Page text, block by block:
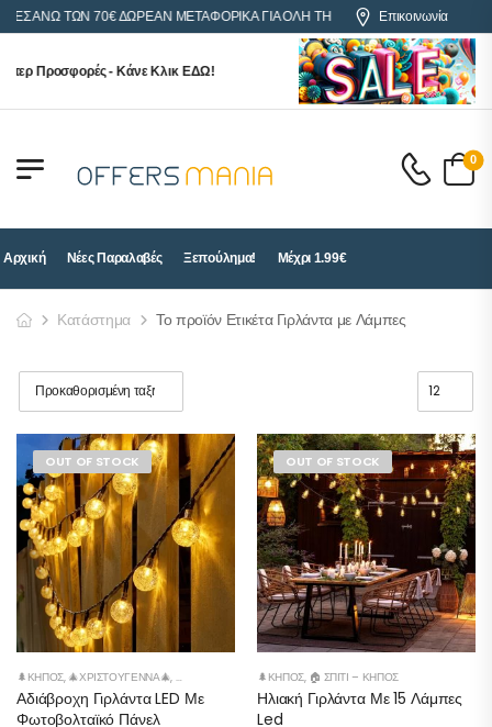
ΑΝΩ ΤΩΝ 70€ ΔΩΡΕΑΝ ΜΕΤΑΦΟΡΙΚΑ ΓΙΑ ΟΛΗ ΤΗΝ ΕΛΛΑΔΑΕπικοινωνία
Προσφορές - Κάνε Κλικ ΕΔΩ!
0
Αρχική Νέες Παραλαβές Ξεπούλημα! Μέχρι 1.99€
Κατάστημα Το προϊόν Ετικέτα Γιρλάντα με Λάμπες
OUT OF STOCK
🌲ΚΉΠΟΣ, 🎄ΧΡΙΣΤΟΎΓΕΝΝΑ🎄, 🏠 ΣΠΊΤΙ – ΚΉΠΟΣ
Αδιάβροχη Γιρλάντα LED Με
Φωτοβολταϊκό Πάνελ
OUT OF STOCK
🌲ΚΉΠΟΣ, 🏠 ΣΠΊΤΙ – ΚΉΠΟΣ
Ηλιακή Γιρλάντα Με 15 Λάμπες
Led